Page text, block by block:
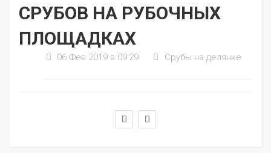
СРУБОВ НА РУБОЧНЫХ
ПЛОЩАДКАХ
06 Фев 2019 в 09:29 Срубы на делянке